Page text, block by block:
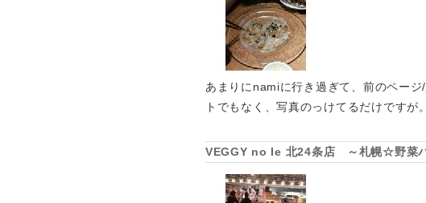
あまりにnamiに行き過ぎて、前のペー
トでもなく、写真のっけてるだけですが
VEGGY no Ie 北24条店 ～札幌☆野菜